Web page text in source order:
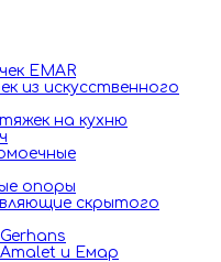
EMAR
из искусственного
на кухню
опоры
скрытого
и Емар